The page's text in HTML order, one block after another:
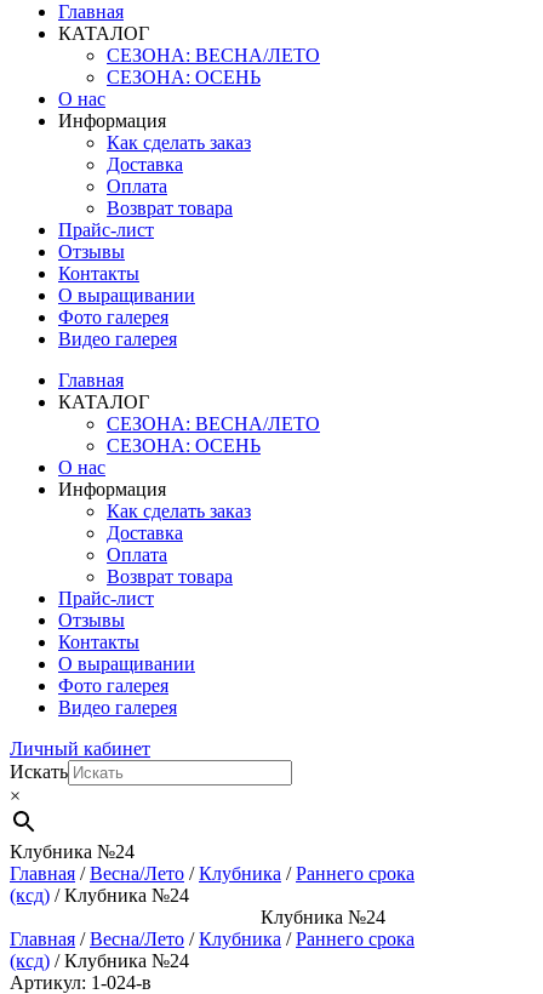
Главная
КАТАЛОГ
СЕЗОНА: ВЕСНА/ЛЕТО
СЕЗОНА: ОСЕНЬ
О нас
Информация
Как сделать заказ
Доставка
Оплата
Возврат товара
Прайс-лист
Отзывы
Контакты
О выращивании
Фото галерея
Видео галерея
Главная
КАТАЛОГ
СЕЗОНА: ВЕСНА/ЛЕТО
СЕЗОНА: ОСЕНЬ
О нас
Информация
Как сделать заказ
Доставка
Оплата
Возврат товара
Прайс-лист
Отзывы
Контакты
О выращивании
Фото галерея
Видео галерея
Личный кабинет
Искать
×
Клубника №24
Главная /Весна/Лето /Клубника /Раннего срока
(ксд) / Клубника №24
Клубника №24
Главная /Весна/Лето /Клубника /Раннего срока
(ксд) / Клубника №24
Артикул: 1-024-в